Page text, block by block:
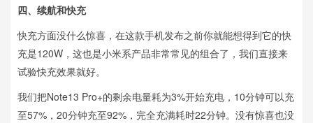
四、续航和快充
快充方面没什么惊喜，在这款手机发布之前你就能想得到它的快
充是120W，这也是小米系产品非常常见的组合了，我们直接来
试验快充效果就好。
我们把Note13 Pro+的剩余电量耗为3%开始充电，10分钟可以充
至57%，20分钟充至92%，完全充满耗时22分钟。没有惊喜也没